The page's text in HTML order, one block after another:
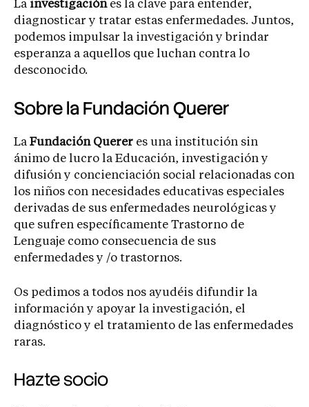
La investigaciónes la clave para entender,
diagnosticar y tratar estas enfermedades. Juntos,
podemos impulsar la investigación y brindar
esperanza a aquellos que luchan contra lo
desconocido.
Sobre la Fundación Querer
La Fundación Querer es una institución sin
ánimo de lucro la Educación, investigación y
difusión y concienciación social relacionadas con
los niños con necesidades educativas especiales
derivadas de sus enfermedades neurológicas y
que sufren específicamente Trastorno de
Lenguaje como consecuencia de sus
enfermedades y /o trastornos.
Os pedimos a todos nos ayudéis difundir la
información y apoyar la investigación, el
diagnóstico y el tratamiento de las enfermedades
raras.
Hazte socio